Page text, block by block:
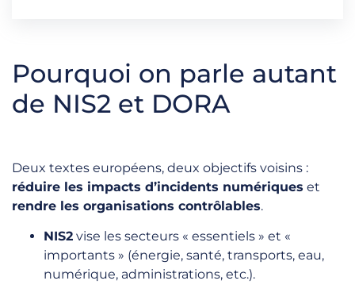
Pourquoi on parle autant
de NIS2 et DORA
Deux textes européens, deux objectifs voisins :
réduire les impacts d’incidents numériques et
rendre les organisations contrôlables.
NIS2 vise les secteurs « essentiels » et «
importants » (énergie, santé, transports, eau,
numérique, administrations, etc.).